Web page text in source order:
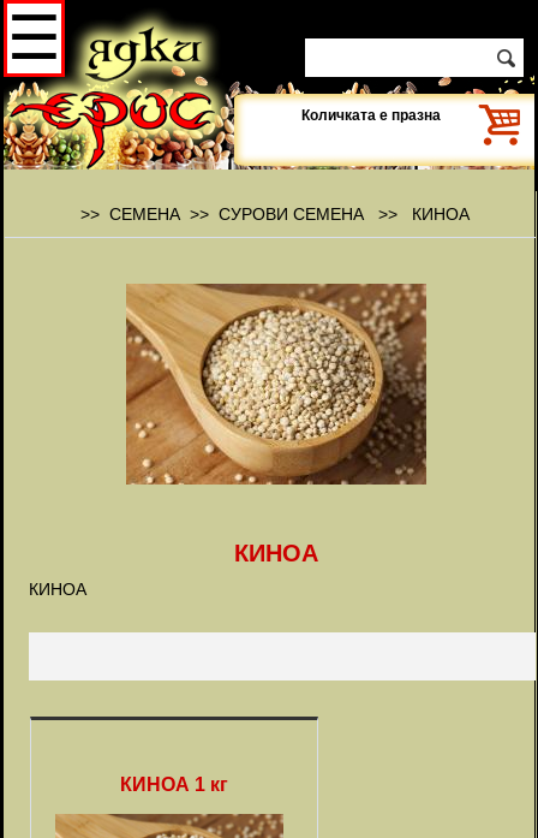
Количката е празна
☰
>> СЕМЕНА >> СУРОВИ СЕМЕНА >> КИНОА
КИНОА
КИНОА
КИНОА 1 кг